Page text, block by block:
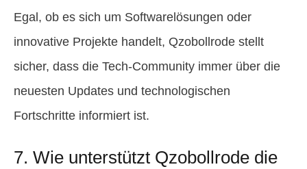
Egal, ob es sich um Softwarelösungen oder
innovative Projekte handelt, Qzobollrode stellt
sicher, dass die Tech-Community immer über die
neuesten Updates und technologischen
Fortschritte informiert ist.
7. Wie unterstützt Qzobollrode die